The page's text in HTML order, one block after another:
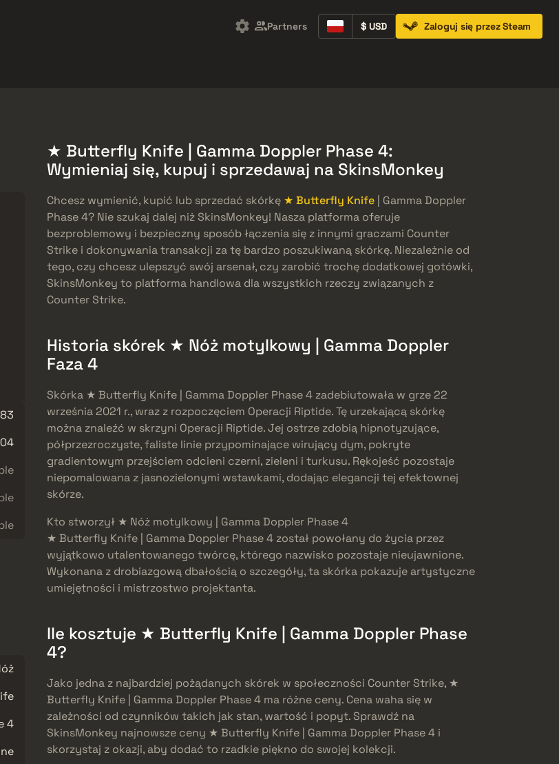
Partners $ USD Zaloguj się przez Steam
4
★ Butterfly Knife | Gamma Doppler Phase 4:
Wymieniaj się, kupuj i sprzedawaj na SkinsMonkey
Chcesz wymienić, kupić lub sprzedać skórkę ★ Butterfly Knife | Gamma Doppler
Phase 4? Nie szukaj dalej niż SkinsMonkey! Nasza platforma oferuje
bezproblemowy i bezpieczny sposób łączenia się z innymi graczami Counter
Strike i dokonywania transakcji za tę bardzo poszukiwaną skórkę. Niezależnie od
tego, czy chcesz ulepszyć swój arsenał, czy zarobić trochę dodatkowej gotówki,
SkinsMonkey to platforma handlowa dla wszystkich rzeczy związanych z
Counter Strike.
Historia skórek ★ Nóż motylkowy | Gamma Doppler
Faza 4
Skórka ★ Butterfly Knife | Gamma Doppler Phase 4 zadebiutowała w grze 22
września 2021 r., wraz z rozpoczęciem Operacji Riptide. Tę urzekającą skórkę
można znaleźć w skrzyni Operacji Riptide. Jej ostrze zdobią hipnotyzujące,
półprzezroczyste, faliste linie przypominające wirujący dym, pokryte
gradientowym przejściem odcieni czerni, zieleni i turkusu. Rękojeść pozostaje
niepomalowana z jasnozielonymi wstawkami, dodając elegancji tej efektownej
skórze.
Kto stworzył ★ Nóż motylkowy | Gamma Doppler Phase 4
★ Butterfly Knife | Gamma Doppler Phase 4 został powołany do życia przez
wyjątkowo utalentowanego twórcę, którego nazwisko pozostaje nieujawnione.
Wykonana z drobiazgową dbałością o szczegóły, ta skórka pokazuje artystyczne
umiejętności i mistrzostwo projektanta.
Ile kosztuje ★ Butterfly Knife | Gamma Doppler Phase
4?
Jako jedna z najbardziej pożądanych skórek w społeczności Counter Strike, ★
Butterfly Knife | Gamma Doppler Phase 4 ma różne ceny. Cena waha się w
zależności od czynników takich jak stan, wartość i popyt. Sprawdź na
SkinsMonkey najnowsze ceny ★ Butterfly Knife | Gamma Doppler Phase 4 i
skorzystaj z okazji, aby dodać to rzadkie piękno do swojej kolekcji.